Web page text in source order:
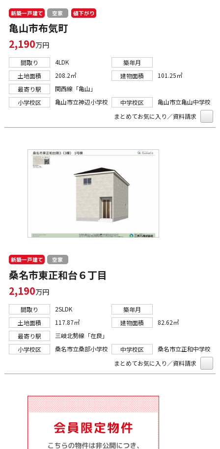
新築一戸建て 空家 値下がり
亀山市布気町
2,190万円
間取り 4LDK
築年月
土地面積
208.2㎡ 建物面積
101.25㎡
最寄り駅
関西線「亀山」
小学校区
亀山市立神辺小学校 中学校区
亀山市立亀山中学校
まとめてお気に入り／資料請求
新築一戸建て 空家
桑名市東正和台６丁目
2,190万円
間取り 2SLDK
築年月
土地面積
117.87㎡ 建物面積
82.62㎡
最寄り駅
三岐北勢線「在良」
小学校区
桑名市立桑部小学校 中学校区
桑名市立正和中学校
まとめてお気に入り／資料請求